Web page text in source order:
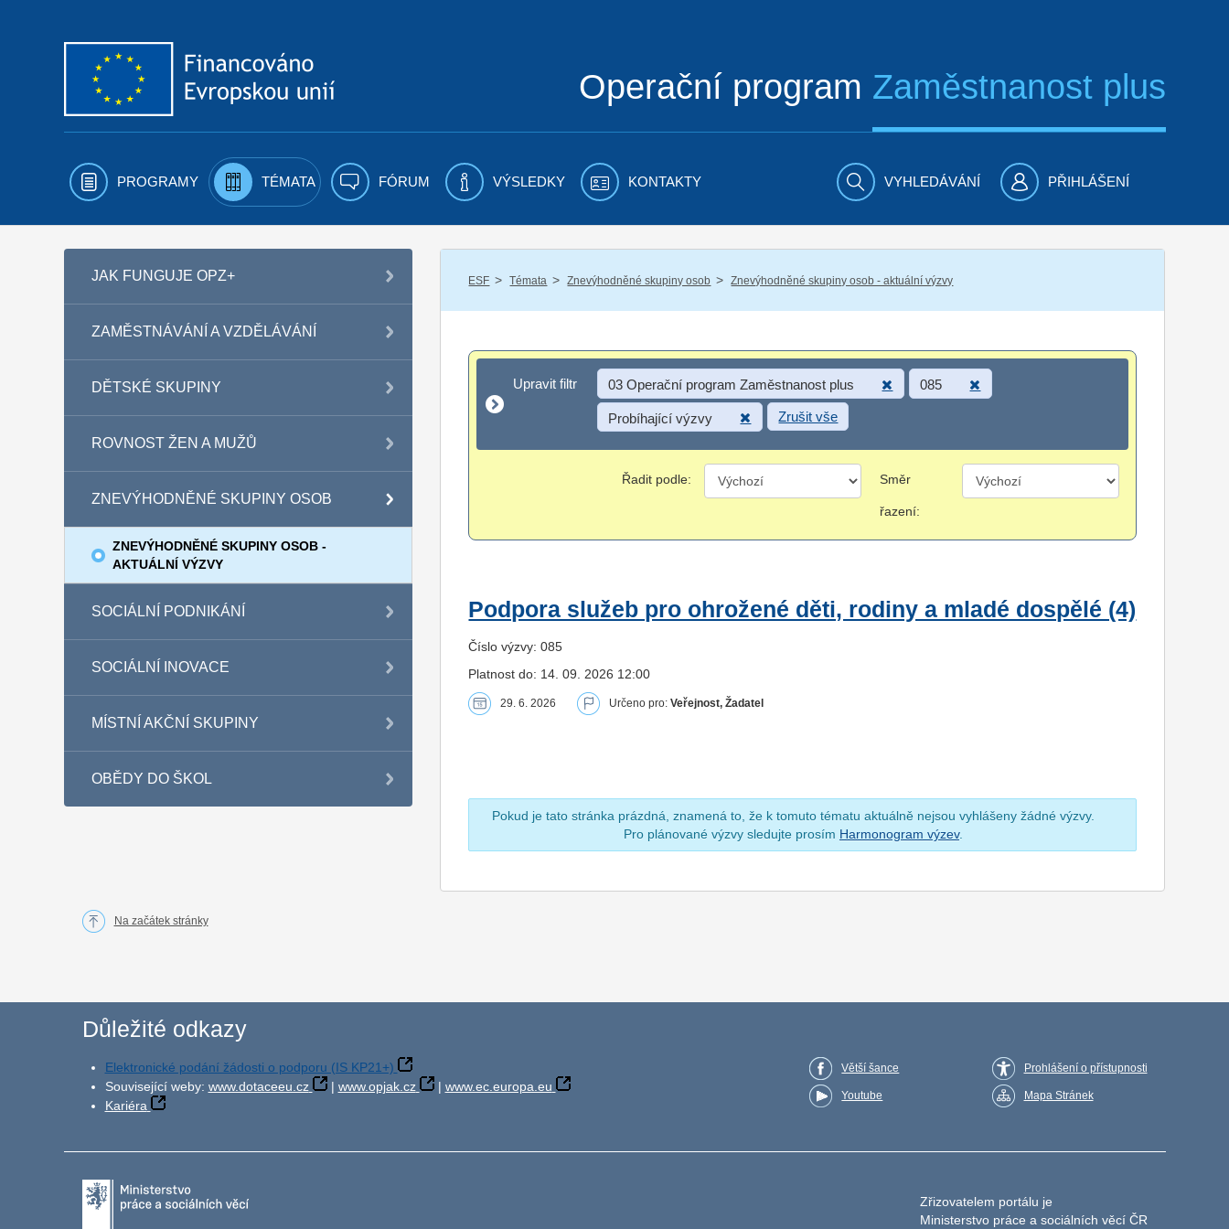
Operační program Zaměstnanost plus
PROGRAMY TÉMATA FÓRUM VÝSLEDKY KONTAKTY VYHLEDÁVÁNÍ PŘIHLÁŠENÍ
JAK FUNGUJE OPZ+
ZAMĚSTNÁVÁNÍ A VZDĚLÁVÁNÍ
DĚTSKÉ SKUPINY
ROVNOST ŽEN A MUŽŮ
ZNEVÝHODNĚNÉ SKUPINY OSOB
ZNEVÝHODNĚNÉ SKUPINY OSOB -
AKTUÁLNÍ VÝZVY
SOCIÁLNÍ PODNIKÁNÍ
SOCIÁLNÍ INOVACE
MÍSTNÍ AKČNÍ SKUPINY
OBĚDY DO ŠKOL
ESF / Témata / Znevýhodněné skupiny osob / Znevýhodněné skupiny osob - aktuální výzvy
Upravit filtr
Upravit filtr 03 Operační program Zaměstnanost plus 085
Probíhající výzvy Zrušit vše
Řadit podle: Směr
řazení:
Podpora služeb pro ohrožené děti, rodiny a mladé dospělé (4)
Číslo výzvy: 085
Platnost do: 14. 09. 2026 12:00
29. 6. 2026 Určeno pro:Veřejnost, Žadatel
Pokud je tato stránka prázdná, znamená to, že k tomuto tématu aktuálně nejsou vyhlášeny žádné výzvy.
Pro plánované výzvy sledujte prosím Harmonogram výzev.
Na začátek stránky
Důležité odkazy
Elektronické podání žádosti o podporu (IS KP21+)
Související weby: www.dotaceeu.cz | www.opjak.cz | www.ec.europa.eu
Kariéra
Větší šance
Youtube
Prohlášení o přístupnosti
Mapa Stránek
Zřizovatelem portálu je
Ministerstvo práce a sociálních věcí ČR